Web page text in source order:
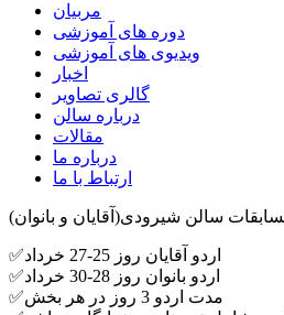
مربیان
دوره های آموزشی
ویدیوی های آموزشی
اخبار
گالری تصاویر
درباره سالن
مقالات
درباره ما
ارتباط با ما
✅اردو بانوان روز 28-30 خرداد
✅مدت اردو 3 روز در هر بخش